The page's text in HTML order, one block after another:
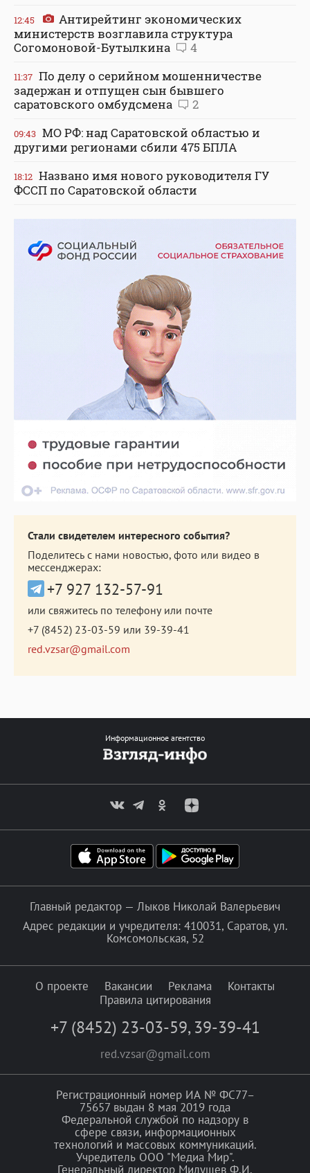
12:45
Антирейтинг экономических
министерств возглавила структура
Согомоновой-Бутылкина
4
11:37 По делу о серийном мошенничестве
задержан и отпущен сын бывшего
саратовского омбудсмена
2
09:43 МО РФ: над Саратовской областью и
другими регионами сбили 475 БПЛА
18:12 Названо имя нового руководителя ГУ
ФССП по Саратовской области
Стали свидетелем интересного события?
Поделитесь с нами новостью, фото или видео в
мессенджерах:
+7 927 132-57-91
или свяжитесь по телефону или почте
+7 (8452) 23-03-59 или 39-39-41
red.vzsar@gmail.com
Информационное агентство
Главный редактор — Лыков Николай Валерьевич
Адрес редакции и учредителя: 410031, Саратов, ул.
Комсомольская, 52
О проекте Вакансии Реклама
Контакты
Правила цитирования
+7 (8452) 23-03-59, 39-39-41
red.vzsar@gmail.com
Регистрационный номер ИА № ФС77–
75657 выдан 8 мая 2019 года
Федеральной службой по надзору в
сфере связи, информационных
технологий и массовых коммуникаций.
Учредитель ООО "Медиа Мир".
Генеральный директор Милушев Ф.И.